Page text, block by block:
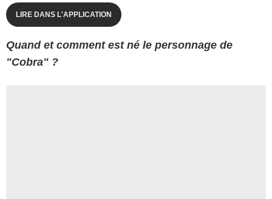
LIRE DANS L'APPLICATION
Quand et comment est né le personnage de
"Cobra" ?